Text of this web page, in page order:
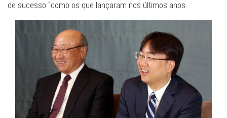
de sucesso “como os que lançaram nos últimos anos.